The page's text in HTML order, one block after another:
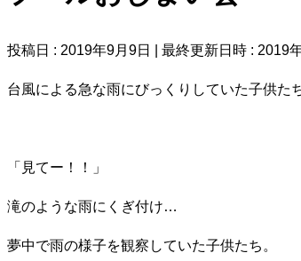
投稿日 : 2019年9月9日 最終更新日時 : 2019
台風による急な雨にびっくりしていた子供た
「見てー！！」
滝のような雨にくぎ付け…
夢中で雨の様子を観察していた子供たち。